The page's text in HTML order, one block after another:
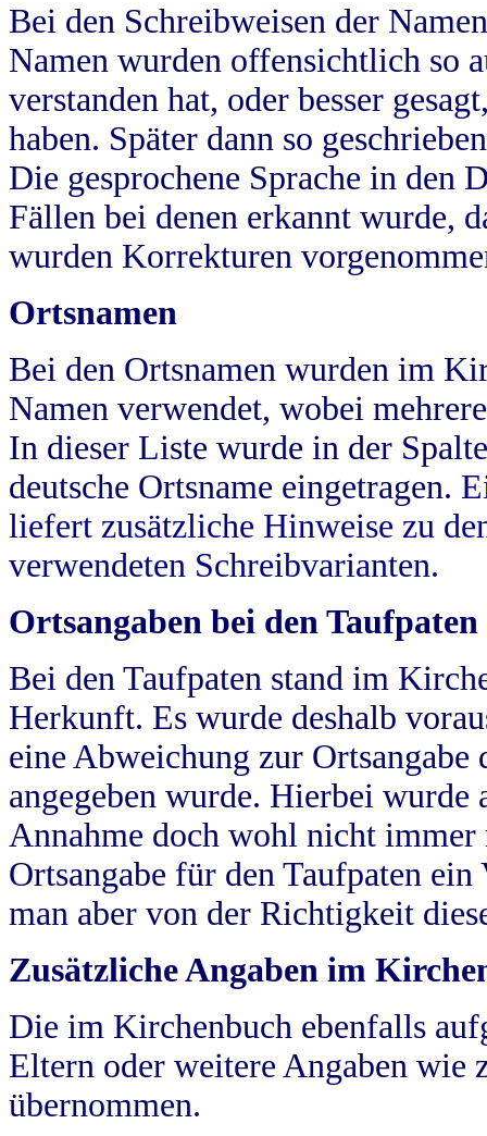
Bei den Schreibweisen der
Namen wurden offensichtlich so
verstanden hat, oder besser
haben. Später dann so
Die gesprochene Sprache in
Fällen bei denen erkannt wurde,
wurden Korrekturen
Ortsnamen
Bei den Ortsnamen wurden im
Namen verwendet, wobei
In dieser Liste wurde in der
deutsche Ortsname eingetragen.
liefert zusätzliche Hinweise zu
verwendeten Schreibvarianten.
Ortsangaben bei den Taufpaten
Bei den Taufpaten stand im
Herkunft. Es wurde deshalb
eine Abweichung zur
angegeben wurde. Hierbei wurde
Annahme doch wohl nicht
Ortsangabe für den Taufpaten
man aber von der Richtigkeit
Zusätzliche Angaben im
Die im Kirchenbuch ebenfalls
Eltern oder weitere Angaben wie
übernommen.